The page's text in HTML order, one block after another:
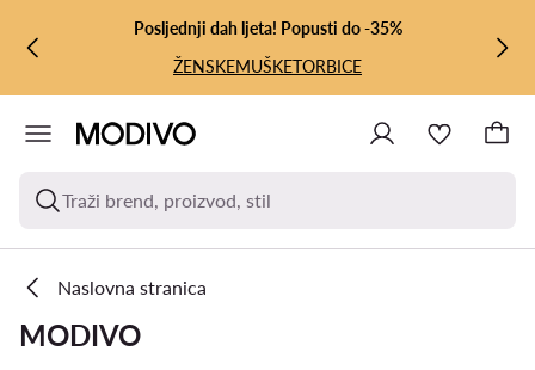
PRIJEĐI NA GLAVNI SADRŽAJ
PRIJEĐI NA PRETRAŽIVANJE
Posljednji dah ljeta! Popusti do -35%
ŽENSKEMUŠKETORBICE
Traži brend, proizvod, stil
Naslovna stranica
MODIVO